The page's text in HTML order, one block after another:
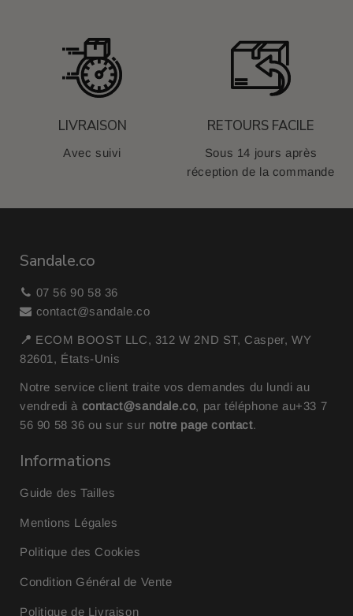
LIVRAISON
Avec suivi
RETOURS FACILE
Sous 14 jours après
réception de la commande
Sandale.co
07 56 90 58 36
contact@sandale.co
📍 ECOM BOOST LLC, 312 W 2ND ST, Casper, WY
82601, États-Unis
Notre service client traite vos demandes du lundi au
vendredi à contact@sandale.co, par téléphone au+33 7
56 90 58 36ou sur sur notre page contact.
Informations
Guide des Tailles
Mentions Légales
Politique des Cookies
Condition Général de Vente
Politique de Livraison